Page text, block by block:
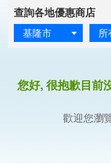
查詢各地優惠商店
基隆市 所
您好, 很抱歉目前
歡迎您瀏